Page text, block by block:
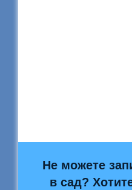
Не можете
в сад?